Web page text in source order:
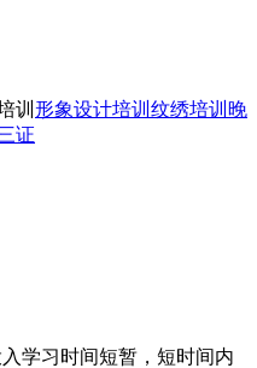
训 形象设计培训 纹绣培训 晚
证
学习时间短暂，短时间内